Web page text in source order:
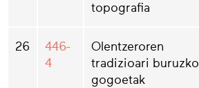
topografia
26
446-
4
Olentzeroren
tradizioari buruzko
gogoetak